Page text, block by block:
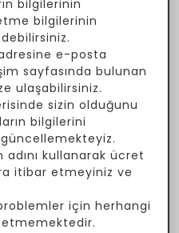
bilgilerinin
bilgilerinin
e-posta
sayfasında bulunan
ulaşabilirsiniz.
sizin olduğunu
bilgilerini
adını kullanarak ücret
itibar etmeyiniz ve
için herhangi